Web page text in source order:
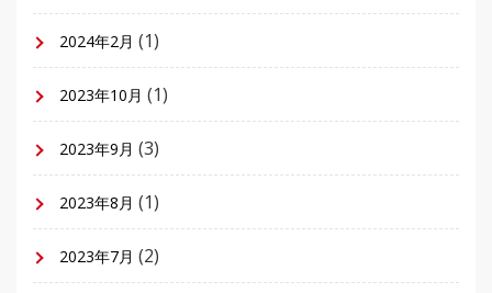
2024年2月 (1)
2023年10月 (1)
2023年9月 (3)
2023年8月 (1)
2023年7月 (2)